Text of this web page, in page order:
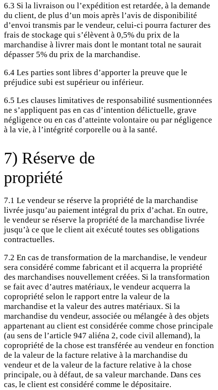
6.3 Si la livraison ou l’expédition est retardée, à la demande
du client, de plus d’un mois après l’avis de disponibilité
d’envoi transmis par le vendeur, celui-ci pourra facturer des
frais de stockage qui s’élèvent à 0,5% du prix de la
marchandise à livrer mais dont le montant total ne saurait
dépasser 5% du prix de la marchandise.
6.4 Les parties sont libres d’apporter la preuve que le
préjudice subi est supérieur ou inférieur.
6.5 Les clauses limitatives de responsabilité susmentionnées
ne s’appliquent pas en cas d’intention délictuelle, grave
négligence ou en cas d’atteinte volontaire ou par négligence
à la vie, à l’intégrité corporelle ou à la santé.
7) Réserve de
propriété
7.1 Le vendeur se réserve la propriété de la marchandise
livrée jusqu’au paiement intégral du prix d’achat. En outre,
le vendeur se réserve la propriété de la marchandise livrée
jusqu’à ce que le client ait exécuté toutes ses obligations
contractuelles.
7.2 En cas de transformation de la marchandise, le vendeur
sera considéré comme fabricant et il acquerra la propriété
des marchandises nouvellement créées. Si la transformation
se fait avec d’autres matériaux, le vendeur acquerra la
copropriété selon le rapport entre la valeur de la
marchandise et la valeur des autres matériaux. Si la
marchandise du vendeur, associée ou mélangée à des objets
appartenant au client est considérée comme chose principale
(au sens de l’article 947 aliéna 2, code civil allemand), la
copropriété de la chose est transférée au vendeur en fonction
de la valeur de la facture relative à la marchandise du
vendeur et de la valeur de la facture relative à la chose
principale, ou à défaut, de sa valeur marchande. Dans ces
cas, le client est considéré comme le dépositaire.